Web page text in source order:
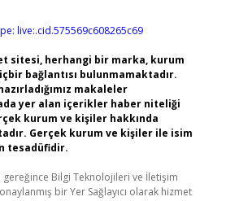
live:.cid.575569c608265c69
sitesi, herhangi bir marka, kurum
bağlantısı bulunmamaktadır.
makaleler
yer alan içerikler haber niteliği
kurum ve kişiler hakkında
Gerçek kurum ve kişiler ile isim
tesadüfidir.
gereğince Bilgi Teknolojileri ve İletişim
bir Yer Sağlayıcı olarak hizmet